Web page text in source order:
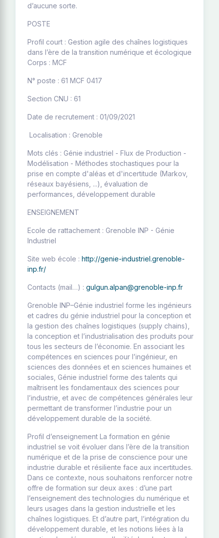
d’aucune sorte.
POSTE
Profil court : Gestion agile des chaînes logistiques
dans l’ère de la transition numérique et écologique
Corps : MCF
N° poste : 61 MCF 0417
Section CNU : 61
Date de recrutement : 01/09/2021
Localisation : Grenoble
Mots clés : Génie industriel - Flux de Production -
Modélisation - Méthodes stochastiques pour la
prise en compte d'aléas et d'incertitude (Markov,
réseaux bayésiens, ...), évaluation de
performances, développement durable
ENSEIGNEMENT
Ecole de rattachement : Grenoble INP - Génie
Industriel
Site web école : http://genie-industriel.grenoble-
inp.fr/
Contacts (mail…) : gulgun.alpan@grenoble-inp.fr
Grenoble INP–Génie industriel forme les ingénieurs
et cadres du génie industriel pour la conception et
la gestion des chaînes logistiques (supply chains),
la conception et l’industrialisation des produits pour
tous les secteurs de l’économie. En associant les
compétences en sciences pour l’ingénieur, en
sciences des données et en sciences humaines et
sociales, Génie industriel forme des talents qui
maîtrisent les fondamentaux des sciences pour
l’industrie, et avec de compétences générales leur
permettant de transformer l’industrie pour un
développement durable de la société.
Profil d’enseignement La formation en génie
industriel se voit évoluer dans l’ère de la transition
numérique et de la prise de conscience pour une
industrie durable et résiliente face aux incertitudes.
Dans ce contexte, nous souhaitons renforcer notre
offre de formation sur deux axes : d’une part
l’enseignement des technologies du numérique et
leurs usages dans la gestion industrielle et les
chaînes logistiques. Et d’autre part, l’intégration du
développement durable, et les notions liées à la